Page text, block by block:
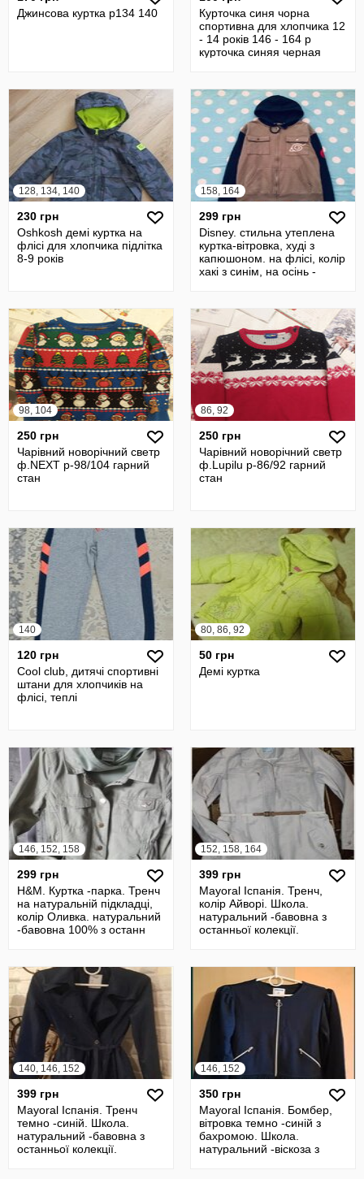
Джинсова куртка р134 140
Курточка синя чорна
спортивна для хлопчика 12
- 14 років 146 - 164 р
курточка синяя черная
128, 134, 140
230 грн
Oshkosh демі куртка на
флісі для хлопчика підлітка
8-9 років
158, 164
299 грн
Disney. стильна утеплена
куртка-вітровка, худі з
капюшоном. на флісі, колір
хакі з синім, на осінь -
98, 104
250 грн
Чарівний новорічний светр
ф.NEXT р-98/104 гарний
стан
86, 92
250 грн
Чарівний новорічний светр
ф.Lupilu р-86/92 гарний
стан
140
120 грн
Cool club, дитячі спортивні
штани для хлопчиків на
флісі, теплі
80, 86, 92
50 грн
Демі куртка
146, 152, 158
299 грн
H&M. Куртка -парка. Тренч
на натуральній підкладці,
колір Оливка. натуральний
-бавовна 100% з останн
152, 158, 164
399 грн
Mayoral Іспанія. Тренч,
колір Айворі. Школа.
натуральний -бавовна з
останньої колекції.
140, 146, 152
399 грн
Mayoral Іспанія. Тренч
темно -синій. Школа.
натуральний -бавовна з
останньої колекції.
146, 152
350 грн
Mayoral Іспанія. Бомбер,
вітровка темно -синій з
бахромою. Школа.
натуральний -віскоза з